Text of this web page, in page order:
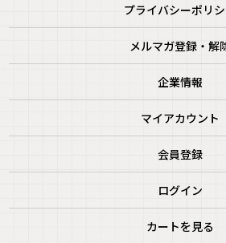
プライバシーポリ
メルマガ登録・解
企業情報
マイアカウント
会員登録
ログイン
カートを見る